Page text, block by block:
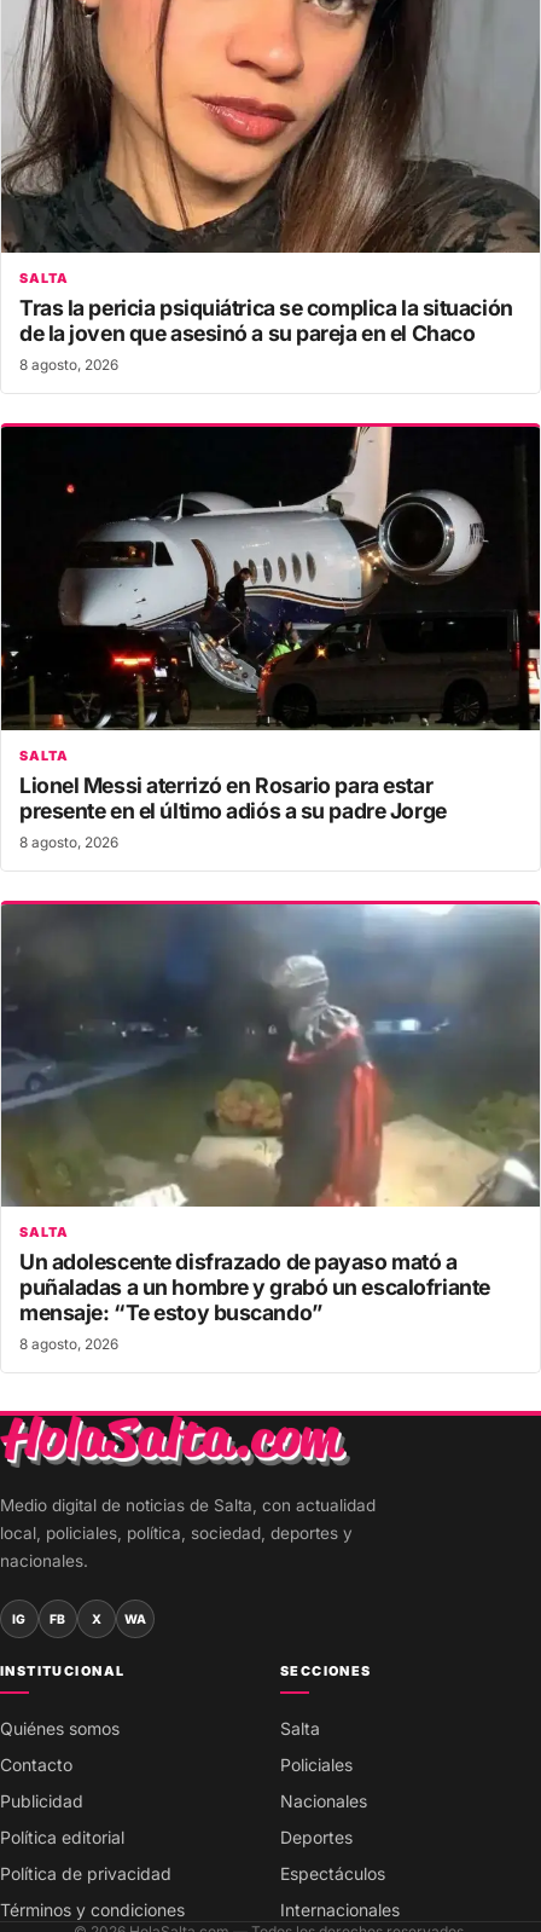
SALTA
Tras la pericia psiquiátrica se complica la situación
de la joven que asesinó a su pareja en el Chaco
8 agosto, 2026
SALTA
Lionel Messi aterrizó en Rosario para estar
presente en el último adiós a su padre Jorge
8 agosto, 2026
SALTA
Un adolescente disfrazado de payaso mató a
puñaladas a un hombre y grabó un escalofriante
mensaje: “Te estoy buscando”
8 agosto, 2026
Medio digital de noticias de Salta, con actualidad
local, policiales, política, sociedad, deportes y
nacionales.
IG FB X WA
INSTITUCIONAL
Quiénes somos
Contacto
Publicidad
Política editorial
Política de privacidad
Términos y condiciones
SECCIONES
Salta
Policiales
Nacionales
Deportes
Espectáculos
Internacionales